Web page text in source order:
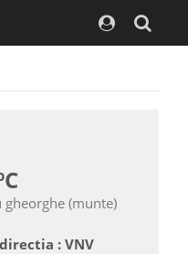
gheorghe (munte)
: VNV